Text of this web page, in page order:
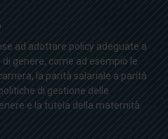
ad adottare policy adeguate a
di genere, come ad esempio le
la parità salariale a parità
di gestione delle
e la tutela della maternità.